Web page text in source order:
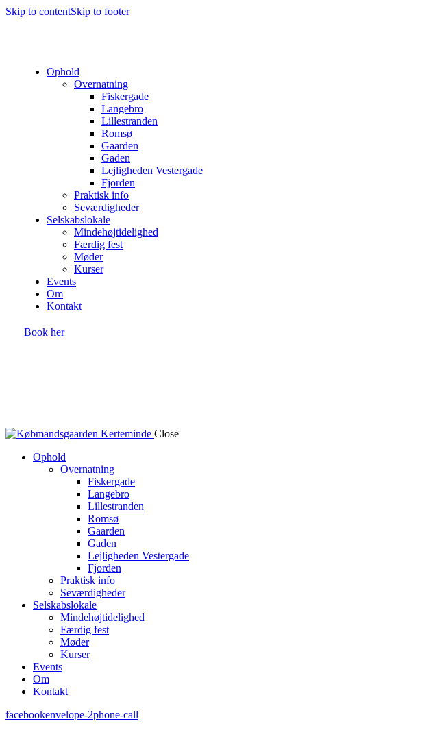
Skip to contentSkip to footer
Ophold
Overnatning
Fiskergade
Langebro
Lillestranden
Romsø
Gaarden
Gaden
Lejligheden Vestergade
Fjorden
Praktisk info
Seværdigheder
Selskabslokale
Mindehøjtidelighed
Færdig fest
Møder
Kurser
Events
Om
Kontakt
Book her
Close
Ophold
Overnatning
Fiskergade
Langebro
Lillestranden
Romsø
Gaarden
Gaden
Lejligheden Vestergade
Fjorden
Praktisk info
Seværdigheder
Selskabslokale
Mindehøjtidelighed
Færdig fest
Møder
Kurser
Events
Om
Kontakt
facebookenvelope-2phone-call